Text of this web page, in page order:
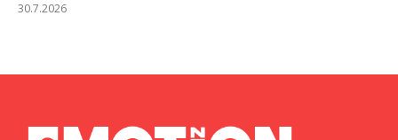
30.7.2026